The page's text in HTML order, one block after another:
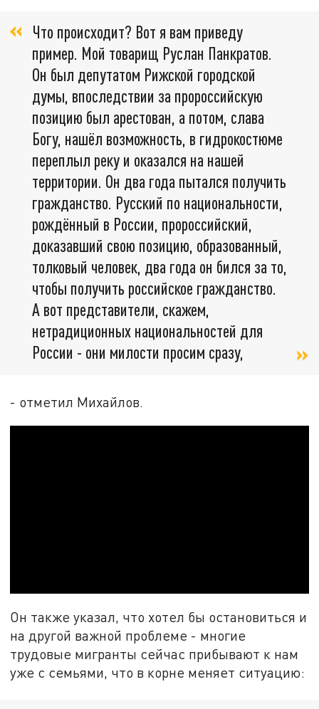
Что происходит? Вот я вам приведу
пример. Мой товарищ Руслан Панкратов.
Он был депутатом Рижской городской
думы, впоследствии за пророссийскую
позицию был арестован, а потом, слава
Богу, нашёл возможность, в гидрокостюме
переплыл реку и оказался на нашей
территории. Он два года пытался получить
гражданство. Русский по национальности,
рождённый в России, пророссийский,
доказавший свою позицию, образованный,
толковый человек, два года он бился за то,
чтобы получить российское гражданство.
А вот представители, скажем,
нетрадиционных национальностей для
России - они милости просим сразу,
- отметил Михайлов.
Он также указал, что хотел бы остановиться и
на другой важной проблеме - многие
трудовые мигранты сейчас прибывают к нам
уже с семьями, что в корне меняет ситуацию: